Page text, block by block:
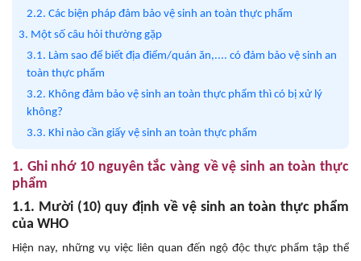
2.2. Các biện pháp đảm bảo vệ sinh an toàn thực phẩm
3. Một số câu hỏi thường gặp
3.1. Làm sao để biết địa điểm/quán ăn,.... có đảm bảo vệ sinh an
toàn thực phẩm
3.2. Không đảm bảo vệ sinh an toàn thực phẩm thì có bị xử lý
không?
3.3. Khi nào cần giấy vệ sinh an toàn thực phẩm
1. Ghi nhớ 10 nguyên tắc vàng về vệ sinh an toàn thực
phẩm
1.1. Mười (10) quy định về vệ sinh an toàn thực phẩm
của WHO
Hiện nay, những vụ việc liên quan đến ngộ độc thực phẩm tập thể